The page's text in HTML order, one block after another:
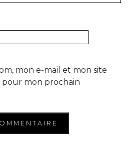
mon e-mail et mon site
mon prochain